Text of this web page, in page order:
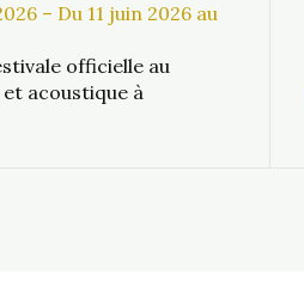
– Du 11 juin 2026 au
officielle au
acoustique à